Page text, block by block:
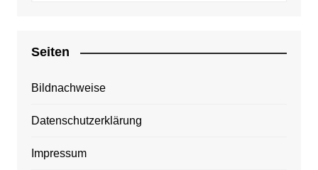
Seiten
Bildnachweise
Datenschutzerklärung
Impressum